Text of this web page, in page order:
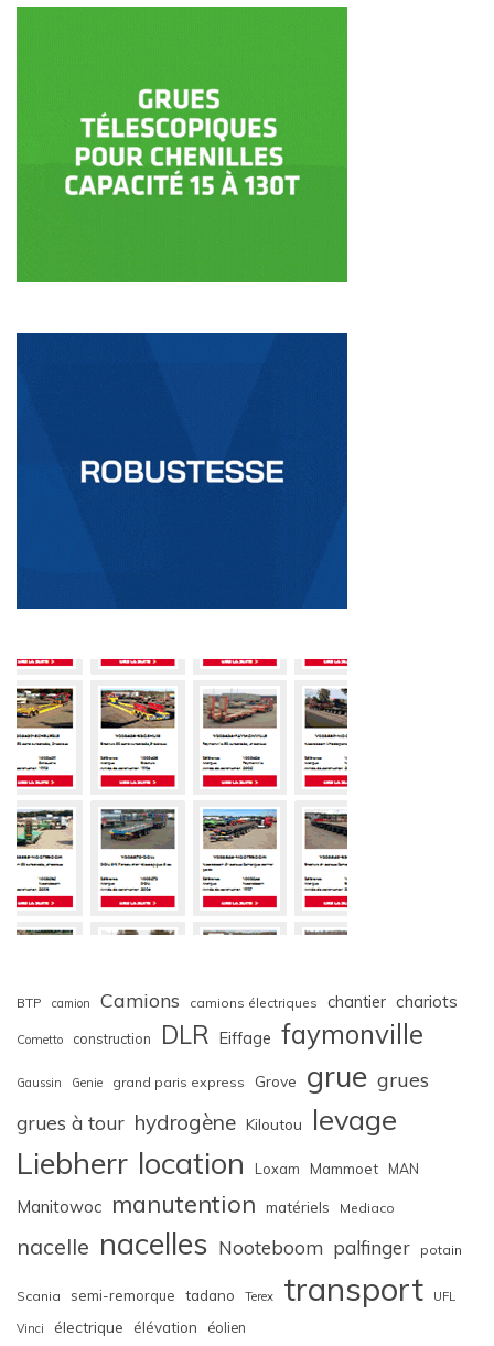
BTP camion Camions camions électriques chantier chariots
Cometto construction DLR Eiffage faymonville
Gaussin Genie grand paris express Grove grue grues
grues à tour hydrogène Kiloutou levage
Liebherr location Loxam Mammoet MAN
Manitowoc manutention matériels Mediaco
nacelle nacelles Nooteboom palfinger potain
Scania semi-remorque tadano Terex transport UFL
Vinci électrique élévation éolien